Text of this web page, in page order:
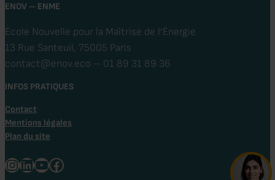
ENOV – ENME
École Nouvelle pour la Maîtrise de l’Énergie
13 Rue Santeuil, 75005 Paris
contact@enov.eco – 01 89 31 89 36
INFOS PRATIQUES
Contact
Mentions légales
Plan du site
Instagram
LinkedIn
Youtube
Facebook